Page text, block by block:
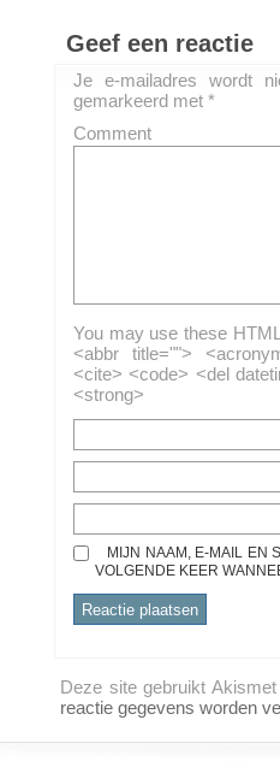
Geef een reactie
Je e-mailadres wordt
gemarkeerd met *
Comment
You may use these
<abbr title="">
<cite> <code> <del
<strong>
MIJN NAAM, E-MAIL EN
VOLGENDE KEER
Deze site gebruikt
reactie gegevens worden